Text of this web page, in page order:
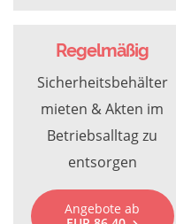
Regelmäßig
Sicherheitsbehälter
mieten & Akten im
Betriebsalltag zu
entsorgen
Angebote ab